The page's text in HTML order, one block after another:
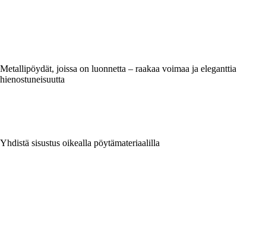
Metallipöydät, joissa on luonnetta – raakaa voimaa ja eleganttia
hienostuneisuutta
Yhdistä sisustus oikealla pöytämateriaalilla